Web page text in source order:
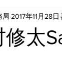
修太
局 2017年11月28日